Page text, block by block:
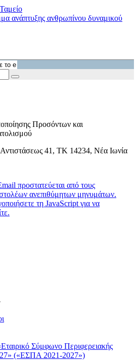
Προσόντων και
41, ΤΚ 14234, Νέα Ιωνία
προστατεύεται από τους
ανεπιθύμητων μηνυμάτων.
τη JavaScript για να
Σύμφωνο Περιφερειακής
(«ΕΣΠΑ 2021-2027»)